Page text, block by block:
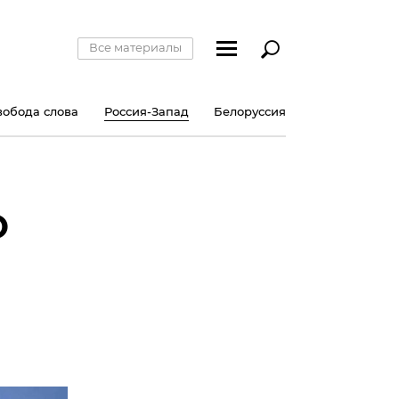
Все материалы
слова Россия-Запад Белоруссия